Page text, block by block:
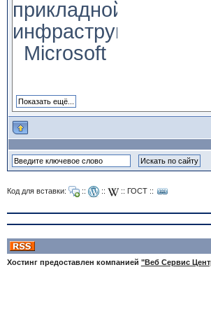
прикладной
инфраструктуре
Microsoft
Код для вставки: :: :: :: ГОСТ::
Хостинг предоставлен компанией "Веб Сервис